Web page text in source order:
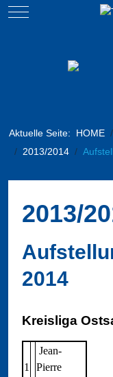
Mobile Menu Toggle
Aktuelle Seite: HOME
2013/2014
2013/
2014
Kreisliga
1
Jean-
Pierre